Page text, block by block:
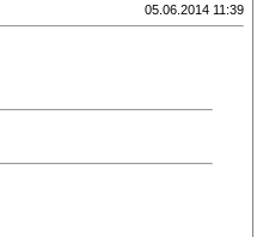
05.06.2014 11:39